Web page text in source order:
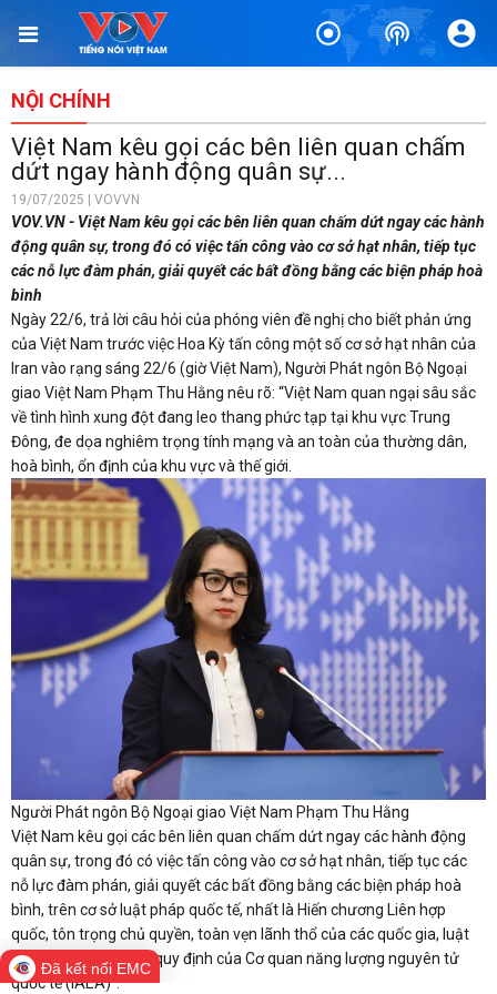
NỘI CHÍNH
Việt Nam kêu gọi các bên liên quan chấm
dứt ngay hành động quân sự...
19/07/2025 | VOVVN
VOV.VN - Việt Nam kêu gọi các bên liên quan chấm dứt ngay các hành
động quân sự, trong đó có việc tấn công vào cơ sở hạt nhân, tiếp tục
các nỗ lực đàm phán, giải quyết các bất đồng bằng các biện pháp hoà
bình
Ngày 22/6, trả lời câu hỏi của phóng viên đề nghị cho biết phản ứng
của Việt Nam trước việc Hoa Kỳ tấn công một số cơ sở hạt nhân của
Iran vào rạng sáng 22/6 (giờ Việt Nam), Người Phát ngôn Bộ Ngoại
giao Việt Nam Phạm Thu Hằng nêu rõ: “Việt Nam quan ngại sâu sắc
về tình hình xung đột đang leo thang phức tạp tại khu vực Trung
Đông, đe dọa nghiêm trọng tính mạng và an toàn của thường dân,
hoà bình, ổn định của khu vực và thế giới.
Người Phát ngôn Bộ Ngoại giao Việt Nam Phạm Thu Hằng
Việt Nam kêu gọi các bên liên quan chấm dứt ngay các hành động
quân sự, trong đó có việc tấn công vào cơ sở hạt nhân, tiếp tục các
nỗ lực đàm phán, giải quyết các bất đồng bằng các biện pháp hoà
bình, trên cơ sở luật pháp quốc tế, nhất là Hiến chương Liên hợp
quốc, tôn trọng chủ quyền, toàn vẹn lãnh thổ của các quốc gia, luật
nhân đạo quốc tế và quy định của Cơ quan năng lượng nguyên tử
quốc tế (IAEA)".
Đã kết nối EMC